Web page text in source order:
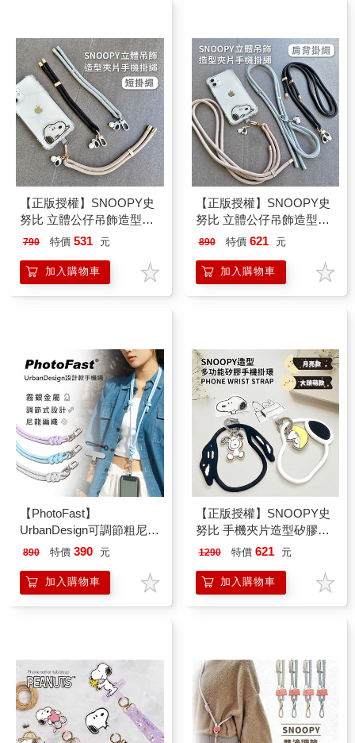
【正版授權】SNOOPY史
努比 立體公仔吊飾造型夾
片手機短掛繩
790 特價 531 元
加入購物車
【正版授權】SNOOPY史
努比 立體公仔吊飾造型夾
片手機肩背掛繩
890 特價 621 元
加入購物車
【PhotoFast】
UrbanDesign可調節粗尼龍
手機繩 附掛環墊片&吊飾
890 特價 390 元
加入購物車
【正版授權】SNOOPY史
努比 手機夾片造型矽膠環
組(iPhone/安卓市售手機殼
1290 特價 621 元
加入購物車